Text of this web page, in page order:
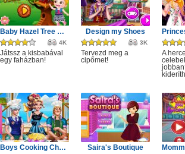
Baby Hazel Tree House
4K
Játssz a kisbabával
egy faházban!
Design my Shoes
3K
Tervezd meg a
cipőmet!
A
Boys Cooking Challenge Saira's Boutique